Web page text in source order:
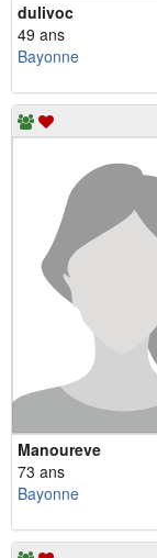
dulivoc
49 ans
Bayonne
Manoureve
73 ans
Bayonne